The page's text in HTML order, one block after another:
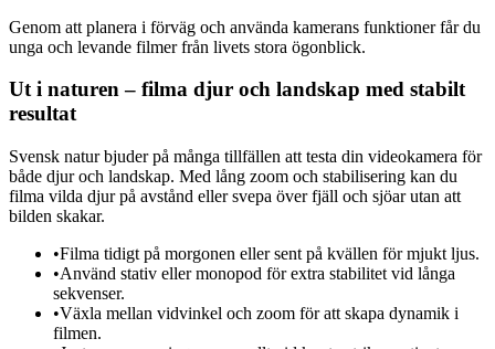
Genom att planera i förväg och använda kamerans funktioner får du
unga och levande filmer från livets stora ögonblick.
Ut i naturen – filma djur och landskap med stabilt
resultat
Svensk natur bjuder på många tillfällen att testa din videokamera för
både djur och landskap. Med lång zoom och stabilisering kan du
filma vilda djur på avstånd eller svepa över fjäll och sjöar utan att
bilden skakar.
•Filma tidigt på morgonen eller sent på kvällen för mjukt ljus.
•Använd stativ eller monopod för extra stabilitet vid långa
sekvenser.
•Växla mellan vidvinkel och zoom för att skapa dynamik i
filmen.